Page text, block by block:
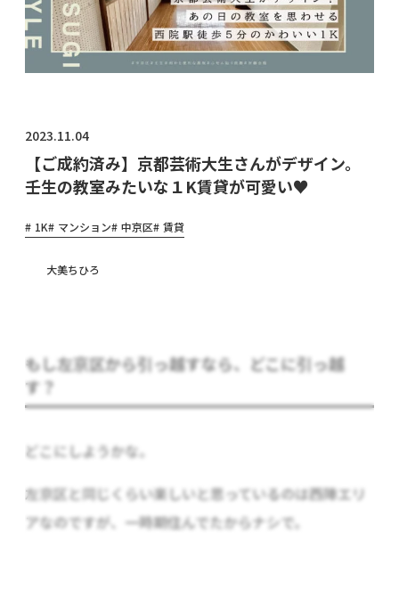
2023.11.04
【ご成約済み】京都芸術大生さんがデザイン。
壬生の教室みたいな１K賃貸が可愛い♥
1K マンション 中京区 賃貸
大美ちひろ
もし左京区から引っ越すなら、どこに引っ越
す？
どこにしようかな。
左京区と同じくらい楽しいと思っているのは西陣エリ
アなのですが、一時期住んでたからナシで。